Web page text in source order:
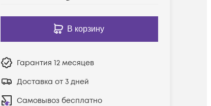
В корзину
Гарантия 12 месяцев
Доставка от 3 дней
Самовывоз бесплатно